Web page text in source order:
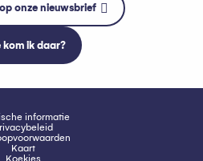
onze nieuwsbrief
kom ik daar?
informatie
Kaart
Koekjes